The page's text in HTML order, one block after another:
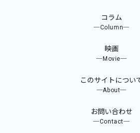
コラム
─Column─
映画
─Movie─
このサイトについ
─About─
お問い合わせ
─Contact─